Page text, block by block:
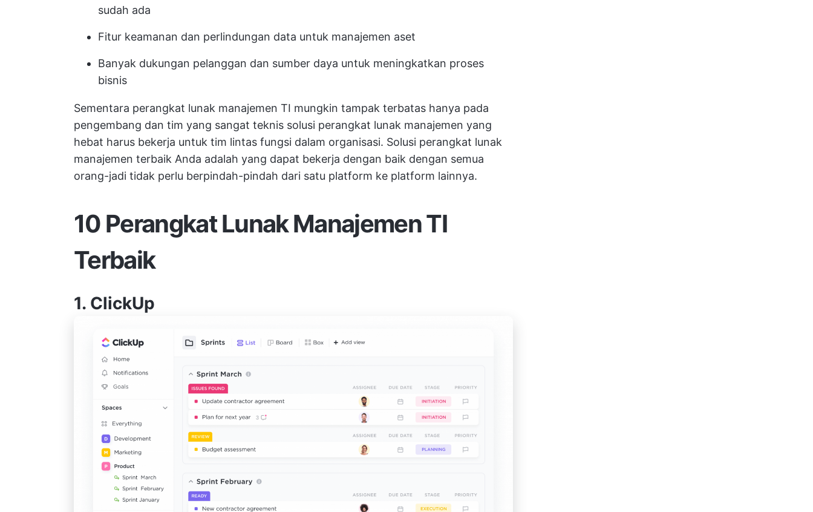
sudah ada
Fitur keamanan dan perlindungan data untuk manajemen aset
Banyak dukungan pelanggan dan sumber daya untuk meningkatkan proses
bisnis
Sementara perangkat lunak manajemen TI mungkin tampak terbatas hanya pada
pengembang dan tim yang sangat teknis solusi perangkat lunak manajemen yang
hebat harus bekerja untuk tim lintas fungsi dalam organisasi. Solusi perangkat lunak
manajemen terbaik Anda adalah yang dapat bekerja dengan baik dengan semua
orang-jadi tidak perlu berpindah-pindah dari satu platform ke platform lainnya.
10 Perangkat Lunak Manajemen TI
Terbaik
1. ClickUp